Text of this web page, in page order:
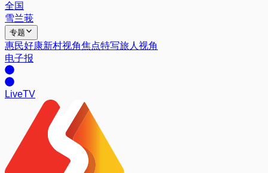
全国
雪兰莪
专题
惠民好康新村视角焦点特写旅人视角
电子报
LiveTV